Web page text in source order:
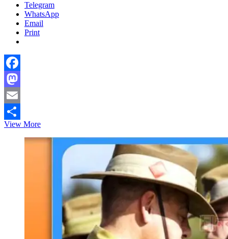
Telegram
WhatsApp
Email
Print
Facebook
Mastodon
Email
Share
View Moreবাংলাদেশ
কতজন
আমিরাত?